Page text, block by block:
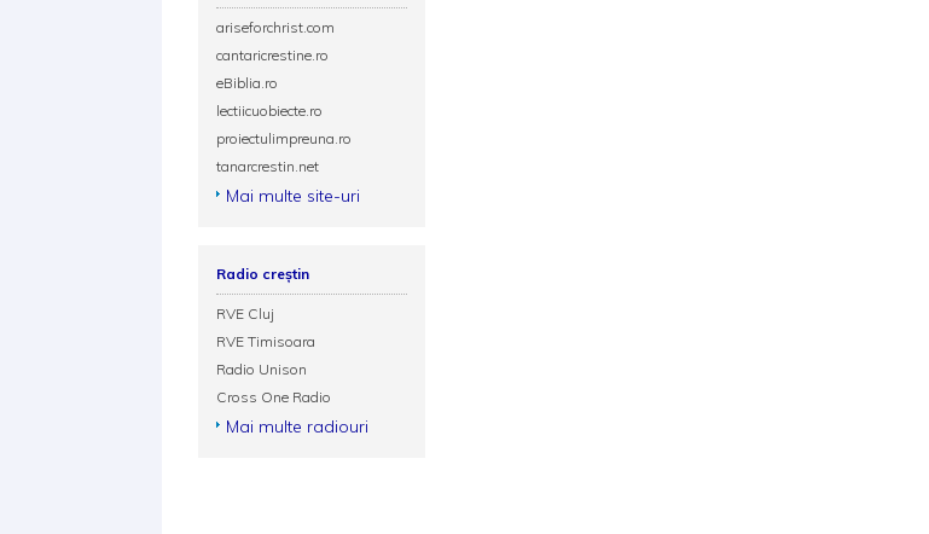
ariseforchrist.com
cantaricrestine.ro
eBiblia.ro
lectiicuobiecte.ro
proiectulimpreuna.ro
tanarcrestin.net
Mai multe site-uri
Radio creștin
RVE Cluj
RVE Timisoara
Radio Unison
Cross One Radio
Mai multe radiouri